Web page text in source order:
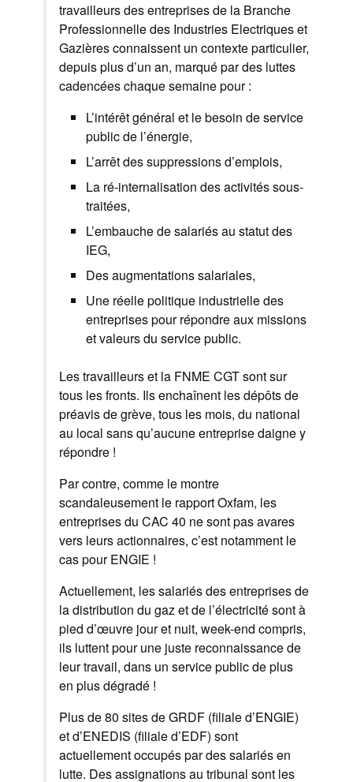
travailleurs des entreprises de la Branche
Professionnelle des Industries Electriques et
Gazières connaissent un contexte particulier,
depuis plus d’un an, marqué par des luttes
cadencées chaque semaine pour :
L’intérêt général et le besoin de service
public de l’énergie,
L’arrêt des suppressions d’emplois,
La ré-internalisation des activités sous-
traitées,
L’embauche de salariés au statut des
IEG,
Des augmentations salariales,
Une réelle politique industrielle des
entreprises pour répondre aux missions
et valeurs du service public.
Les travailleurs et la FNME CGT sont sur
tous les fronts. Ils enchaînent les dépôts de
préavis de grève, tous les mois, du national
au local sans qu’aucune entreprise daigne y
répondre !
Par contre, comme le montre
scandaleusement le rapport Oxfam, les
entreprises du CAC 40 ne sont pas avares
vers leurs actionnaires, c’est notamment le
cas pour ENGIE !
Actuellement, les salariés des entreprises de
la distribution du gaz et de l’électricité sont à
pied d’œuvre jour et nuit, week-end compris,
ils luttent pour une juste reconnaissance de
leur travail, dans un service public de plus
en plus dégradé !
Plus de 80 sites de GRDF (filiale d’ENGIE)
et d’ENEDIS (filiale d’EDF) sont
actuellement occupés par des salariés en
lutte. Des assignations au tribunal sont les